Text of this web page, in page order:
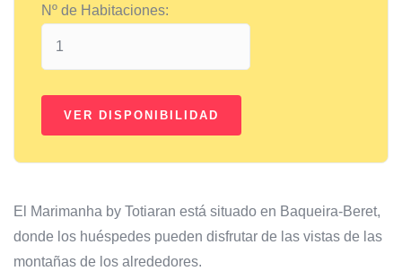
Nº de Habitaciones:
El Marimanha by Totiaran está situado en Baqueira-Beret,
donde los huéspedes pueden disfrutar de las vistas de las
montañas de los alrededores.